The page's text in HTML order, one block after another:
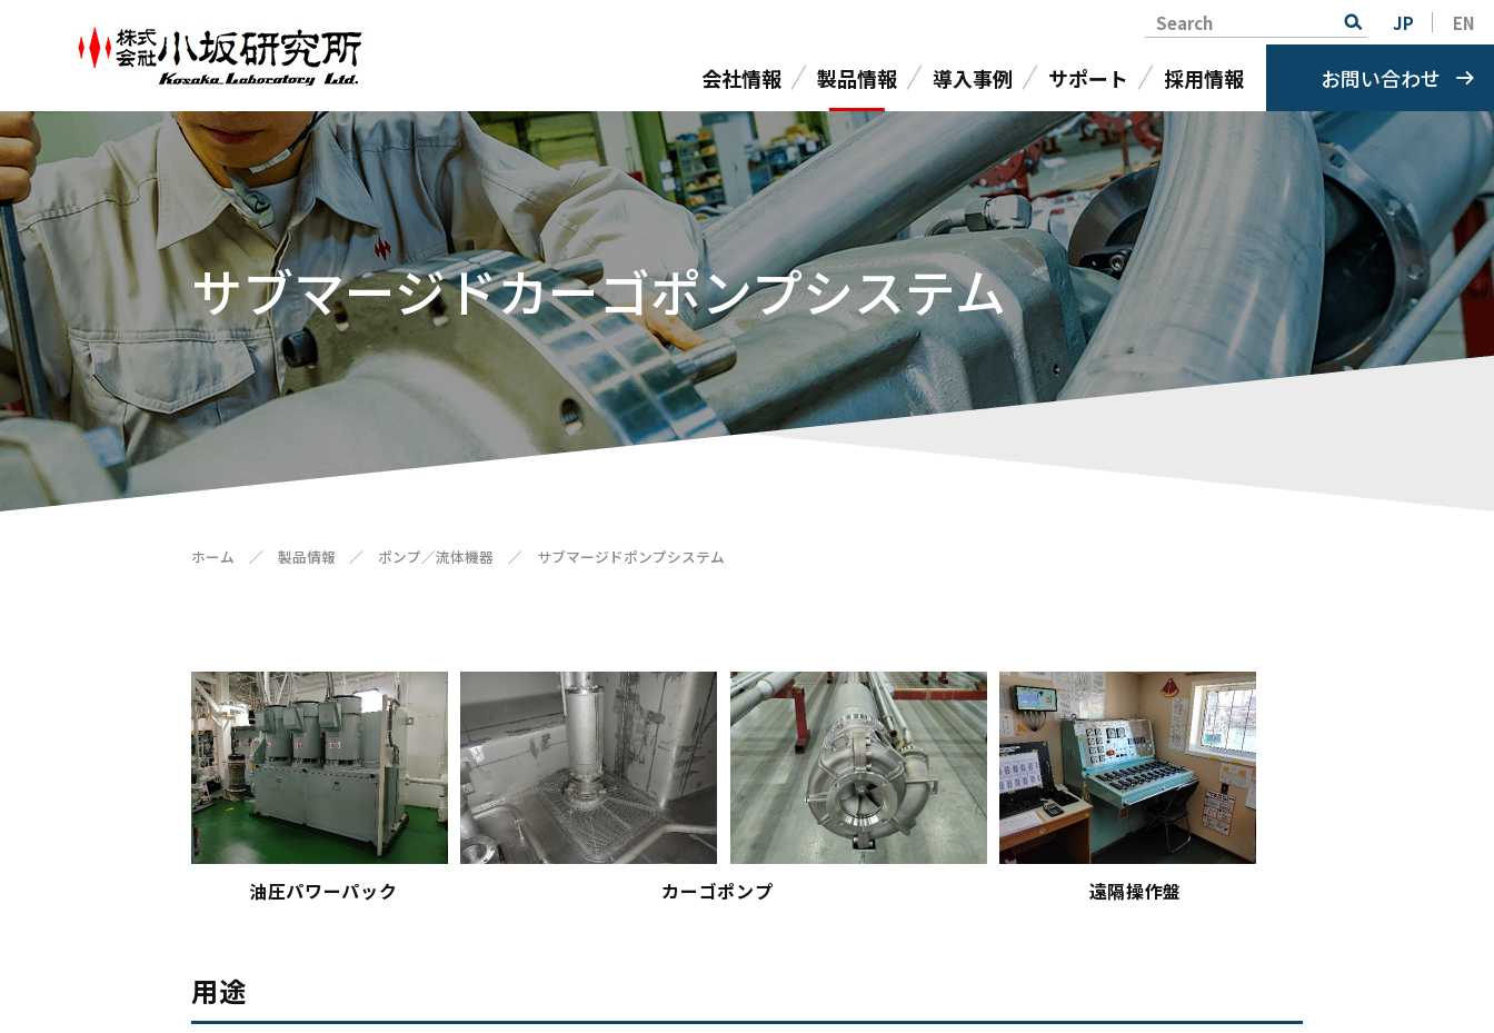
Search JP EN
会社情報 製品情報 導入事例 サポート 採用情報 お問い合わせ
サブマージドカーゴポンプシステム
ホーム ／ 製品情報 ／ ポンプ／流体機器 ／ サブマージドポンプシステム
油圧パワーパック カーゴポンプ 遠隔操作盤
用途